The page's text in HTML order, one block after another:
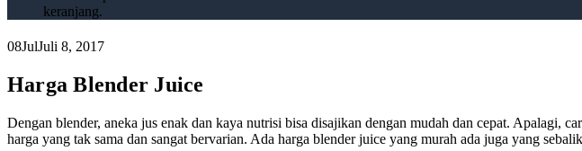
keranjang.
08JulJuli 8, 2017
Harga Blender Juice
Dengan blender, aneka jus enak dan kaya nutrisi bisa disajikan dengan mudah dan cepat. Apalagi,
harga yang tak sama dan sangat bervarian. Ada harga blender juice yang murah ada juga yang